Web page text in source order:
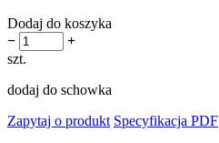
Dodaj do koszyka
−
+
szt.
dodaj do schowka
Zapytaj o produkt Specyfikacja PDF